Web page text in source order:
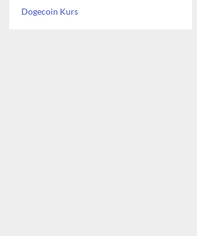
Dogecoin Kurs